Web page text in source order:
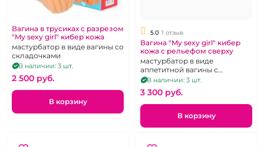
Вагина в трусиках с разрезом
"My sexy girl" кибер кожа
мастурбатор в виде вагины со
складочками
В наличии: 3 шт.
2 500 pуб.
В корзину
5.0 1 отзыв
Вагина "My sexy girl" кибер
кожа с рельефом сверху
мастурбатор в виде
аппетитной вагины с
рельефом
В наличии: 3 шт.
3 300 pуб.
В корзину